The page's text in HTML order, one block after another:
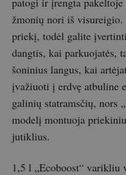
žmonių nori iš
priekį, todėl galite
dangtis, kai parkuojatės,
šoninius langus, kai
įvažiuoti į erdvę atbuline
galinių statramsčių, nors
modelį montuoja
jutiklius.
1,5 l „Ecoboost“ varikliu